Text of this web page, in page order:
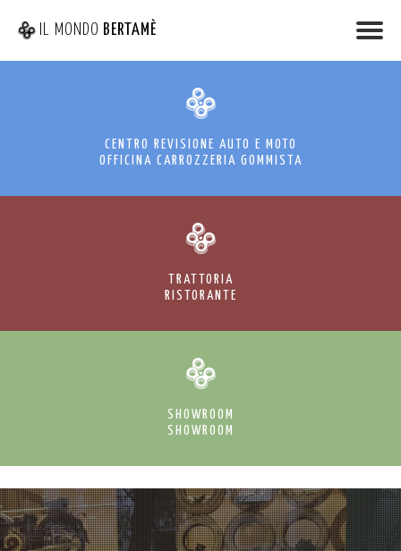
IL MONDO BERTAMÈ
CENTRO REVISIONE AUTO E MOTO
OFFICINA CARROZZERIA GOMMISTA
TRATTORIA
RISTORANTE
SHOWROOM
SHOWROOM